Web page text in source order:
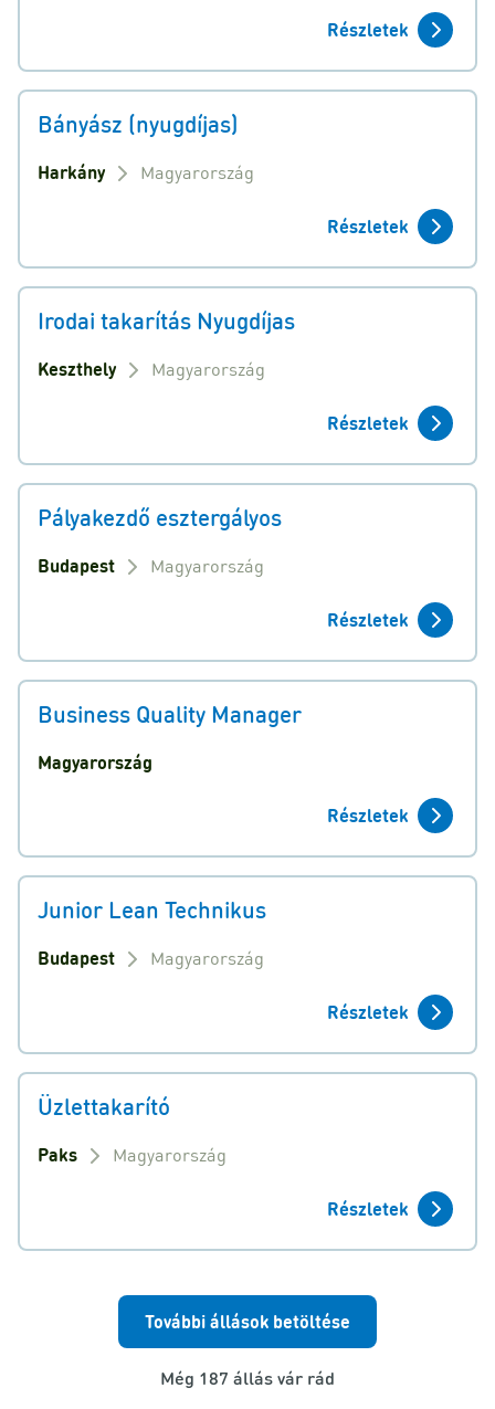
Részletek
Bányász (nyugdíjas)
Harkány Magyarország
Részletek
Irodai takarítás Nyugdíjas
Keszthely Magyarország
Részletek
Pályakezdő esztergályos
Budapest Magyarország
Részletek
Business Quality Manager
Magyarország
Részletek
Junior Lean Technikus
Budapest Magyarország
Részletek
Üzlettakarító
Paks Magyarország
Részletek
További állások betöltése
Még 187 állás vár rád